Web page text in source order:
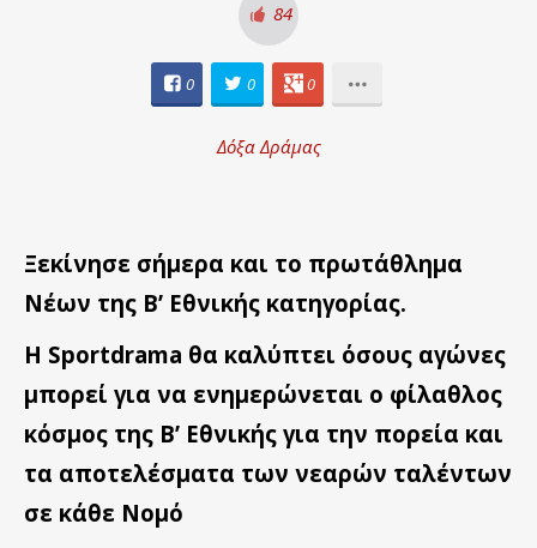
84
0 0 0
Δόξα Δράμας
Ξεκίνησε σήμερα και το πρωτάθλημα
Νέων της Β’ Εθνικής κατηγορίας.
Η Sportdrama θα καλύπτει όσους αγώνες
μπορεί για να ενημερώνεται ο φίλαθλος
κόσμος της Β’ Εθνικής για την πορεία και
τα αποτελέσματα των νεαρών ταλέντων
σε κάθε Νομό